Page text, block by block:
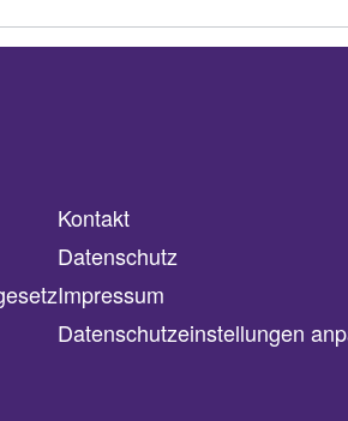
Kontakt
Datenschutz
Impressum
Datenschutzeinstellungen